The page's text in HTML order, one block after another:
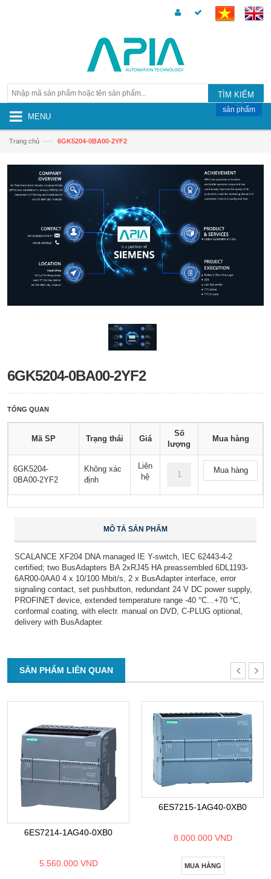
TÌM KIẾM
MENU
sản phẩm
Trang chủ —› 6GK5204-0BA00-2YF2
6GK5204-0BA00-2YF2
TỔNG QUAN
Mã SP Trạng thái Giá
Số
lượng
Mua hàng
6GK5204-
0BA00-2YF2
Không xác
định
Liên
hệ
Mua hàng
MÔ TẢ SẢN PHẨM
SCALANCE XF204 DNA managed IE Y-switch, IEC 62443-4-2
certified; two BusAdapters BA 2xRJ45 HA preassembled 6DL1193-
6AR00-0AA0 4 x 10/100 Mbit/s, 2 x BusAdapter interface, error
signaling contact, set pushbutton, redundant 24 V DC power supply,
PROFINET device, extended temperature range -40 °C...+70 °C,
conformal coating, with electr. manual on DVD, C-PLUG optional,
delivery with BusAdapter.
SẢN PHẨM LIÊN QUAN
6ES7214-1AG40-0XB0
5.560.000 VND
6ES7215-1AG40-0XB0
8.000.000 VND
MUA HÀNG